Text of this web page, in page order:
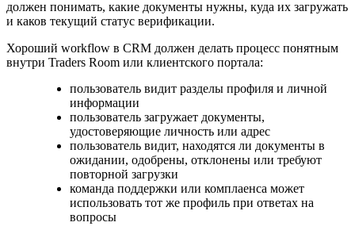
должен понимать, какие документы нужны, куда их загружать
и каков текущий статус верификации.
Хороший workflow в CRM должен делать процесс понятным
внутри Traders Room или клиентского портала:
пользователь видит разделы профиля и личной
информации
пользователь загружает документы,
удостоверяющие личность или адрес
пользователь видит, находятся ли документы в
ожидании, одобрены, отклонены или требуют
повторной загрузки
команда поддержки или комплаенса может
использовать тот же профиль при ответах на
вопросы